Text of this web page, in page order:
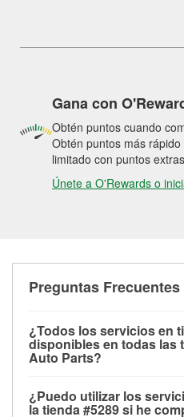
Gana con
Obtén puntos cuando
Obtén puntos más
limitado con puntos
Únete a O'Rewards o
Preguntas Frecuentes
¿Todos los servicios en
disponibles en todas las
Auto Parts?
las pruebas de batería,
¿Puedo utilizar los
la tienda #5289 si he